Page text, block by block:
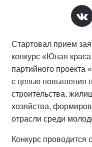
Стартовал прием
конкурс «Юная
партийного
с целью повышения
строительства,
хозяйства,
отрасли среди
Конкурс проводится